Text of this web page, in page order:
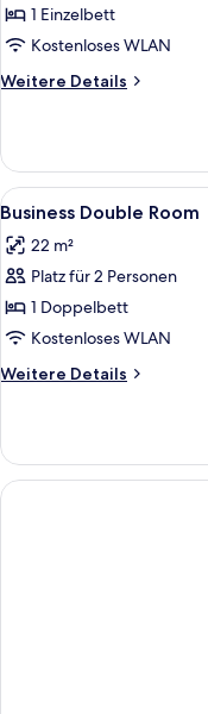
Zimmer,
1 Einzelbett
anzeigen
1 Einzelbett
Kostenloses WLAN
Weitere Details
Weitere
Zimmer,
1 Einzelbett
Alle
Fotos
für
Business
Double
Room
anzeigen
7
Business Double Room
22 m²
Platz für 2 Personen
1 Doppelbett
Kostenloses WLAN
Weitere Details
Weitere
Double
Room